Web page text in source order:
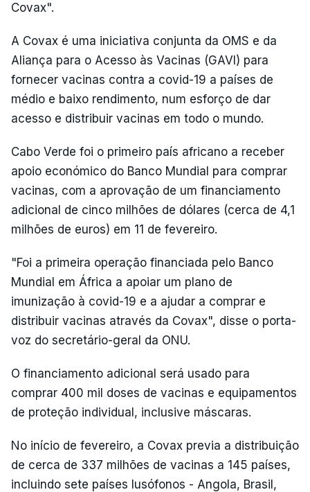
Covax".
A Covax é uma iniciativa conjunta da OMS e da
Aliança para o Acesso às Vacinas (GAVI) para
fornecer vacinas contra a covid-19 a países de
médio e baixo rendimento, num esforço de dar
acesso e distribuir vacinas em todo o mundo.
Cabo Verde foi o primeiro país africano a receber
apoio económico do Banco Mundial para comprar
vacinas, com a aprovação de um financiamento
adicional de cinco milhões de dólares (cerca de 4,1
milhões de euros) em 11 de fevereiro.
"Foi a primeira operação financiada pelo Banco
Mundial em África a apoiar um plano de
imunização à covid-19 e a ajudar a comprar e
distribuir vacinas através da Covax", disse o porta-
voz do secretário-geral da ONU.
O financiamento adicional será usado para
comprar 400 mil doses de vacinas e equipamentos
de proteção individual, inclusive máscaras.
No início de fevereiro, a Covax previa a distribuição
de cerca de 337 milhões de vacinas a 145 países,
incluindo sete países lusófonos - Angola, Brasil,